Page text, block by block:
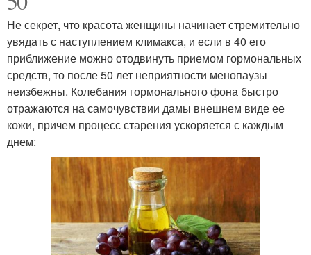
Не секрет, что красота женщины начинает стремительно
увядать с наступлением климакса, и если в 40 его
приближение можно отодвинуть приемом гормональных
средств, то после 50 лет неприятности менопаузы
неизбежны. Колебания гормонального фона быстро
отражаются на самочувствии дамы внешнем виде ее
кожи, причем процесс старения ускоряется с каждым
днем: